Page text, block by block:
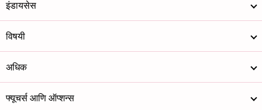
इंडायसेस
विषयी
अधिक
फ्यूचर्स आणि ऑप्शन्स